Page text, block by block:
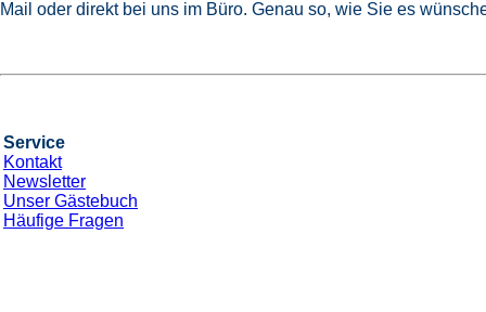
Mail oder direkt bei uns im Büro. Genau so, wie Sie es
Service
Kontakt
Newsletter
Unser Gästebuch
Häufige Fragen